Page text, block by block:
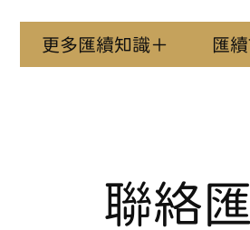
更多匯續知識＋ 匯
聯絡